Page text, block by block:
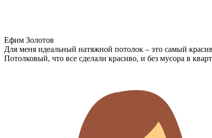
Ефим Золотов
Для меня идеальный натяжной потолок – это самый
Потолковый, что все сделали красиво, и без мусора в